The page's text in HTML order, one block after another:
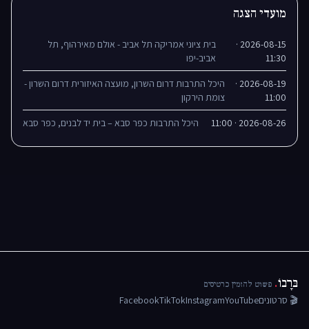
מועדי הצגה
2026-08-15 ·
11:30
בית ציוני אמריקה תל אביב - אולם מאירהוף, תל
אביב-יפו
2026-08-19 ·
11:00
היכל התרבות דרום השרון, מועצה האיזורית דרום השרון -
צומת הירקון
2026-08-26 · 11:00 היכל התרבות כפר סבא – בית יד לבנים, כפר סבא
בּרָבוֹ. פשוט להזמין כרטיסים
🎬 סרטוניםYouTube
Instagram
TikTok
Facebook